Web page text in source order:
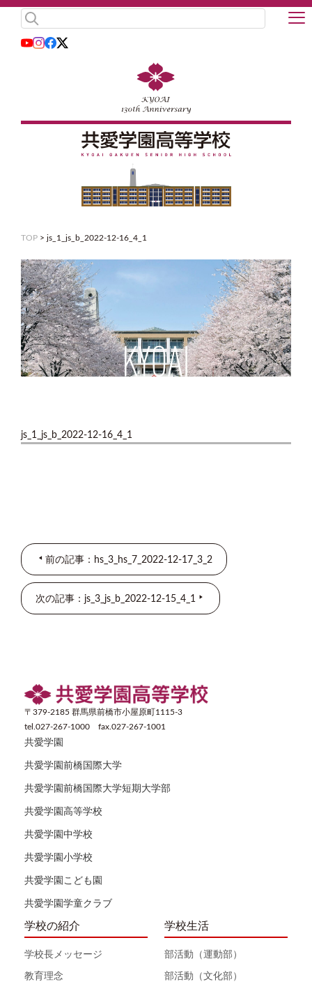
TOP > js_1_js_b_2022-12-16_4_1
js_1_js_b_2022-12-16_4_1
前の記事：hs_3_hs_7_2022-12-17_3_2
次の記事：js_3_js_b_2022-12-15_4_1
〒379-2185 群馬県前橋市小屋原町1115-3
tel.027-267-1000 fax.027-267-1001
共愛学園
共愛学園前橋国際大学
共愛学園前橋国際大学短期大学部
共愛学園高等学校
共愛学園中学校
共愛学園小学校
共愛学園こども園
共愛学園学童クラブ
学校の紹介
学校長メッセージ
教育理念
学校生活
部活動（運動部）
部活動（文化部）